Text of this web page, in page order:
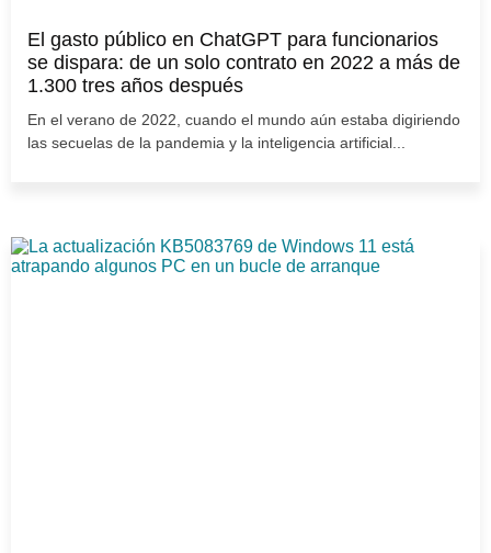
El gasto público en ChatGPT para funcionarios
se dispara: de un solo contrato en 2022 a más de
1.300 tres años después
En el verano de 2022, cuando el mundo aún estaba digiriendo
las secuelas de la pandemia y la inteligencia artificial...